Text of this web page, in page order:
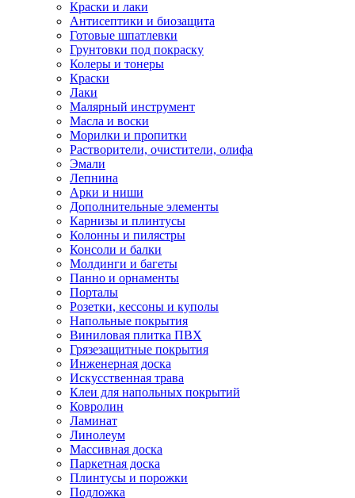
Краски и лаки
Антисептики и биозащита
Готовые шпатлевки
Грунтовки под покраску
Колеры и тонеры
Краски
Лаки
Малярный инструмент
Масла и воски
Морилки и пропитки
Растворители, очистители, олифа
Эмали
Лепнина
Арки и ниши
Дополнительные элементы
Карнизы и плинтусы
Колонны и пилястры
Консоли и балки
Молдинги и багеты
Панно и орнаменты
Порталы
Розетки, кессоны и куполы
Напольные покрытия
Виниловая плитка ПВХ
Грязезащитные покрытия
Инженерная доска
Искусственная трава
Клеи для напольных покрытий
Ковролин
Ламинат
Линолеум
Массивная доска
Паркетная доска
Плинтусы и порожки
Подложка